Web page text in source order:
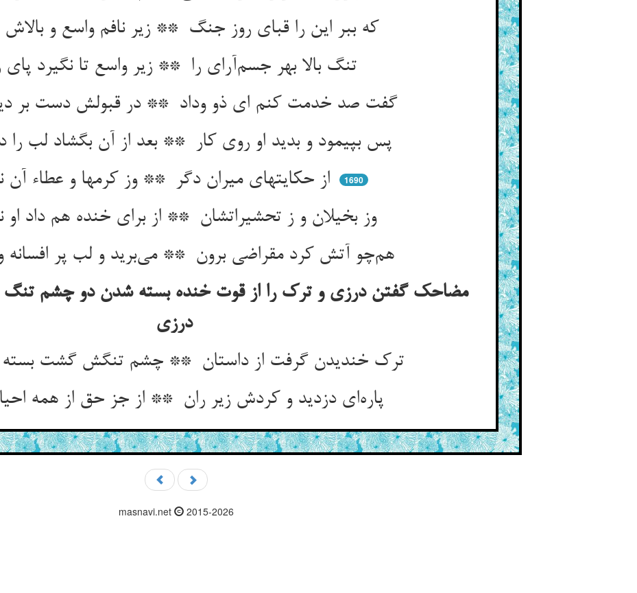
که ببر این را قبای روز جنگ ** زیر نافم واسع و بالاش تنگ
گفت صد خدمت کنم ای ذو وداد ** در قبولش دست بر دیده نهاد
1690
وز بخیلان و ز تحشیراتشان ** از برای خنده هم داد او نشان
هم‌چو آتش کرد مقراضی برون ** می‌برید و لب پر افسانه و فسون
مضاحک گفتن درزی و ترک را از قوت خنده بسته شدن دو چشم تنگ
درزی
پاره‌ای دزدید و کردش زیر ران ** از جز حق از همه احیا نهان
masnavi.net 2015-2026